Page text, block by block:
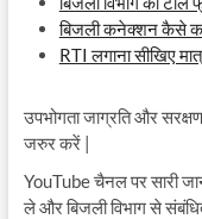
बिजली कनेक्शन कैसे
RTI लगाना सीखिए
उपभोगता जाग्रति और
जरुर करें |
YouTube चैनल पर सारी
ले और बिजली विभाग से